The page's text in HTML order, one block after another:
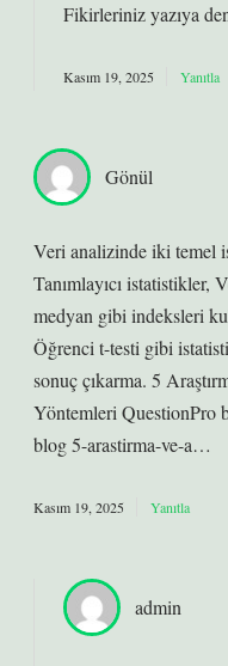
Fikirleriniz yazıya
Kasım 19, 2025 Yanıtla
Gönül
Veri analizinde iki temel
Tanımlayıcı istatistikler,
medyan gibi indeksleri
Öğrenci t-testi gibi
sonuç çıkarma. 5
Yöntemleri QuestionPro
blog 5-arastirma-ve-a…
Kasım 19, 2025 Yanıtla
admin